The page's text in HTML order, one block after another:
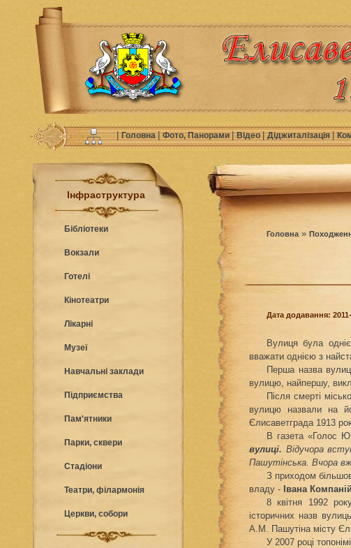
|Головна|Фото, Панорами|Відео|Діджиталізація|
Інфраструктура
Бібліотеки
Вокзали
Готелі
Кінотеатри
Лікарні
Музеї
Навчальні заклади
Підприємства
Пам'ятники
Парки, сквери
Стадіони
Театри, філармонія
Церкви, собори
Головна»
Дата додавання:
Вулиця була
вважати однією з
Перша назва
вулицю, найпершу,
Після смерті
вулицю назвали на
Єлисаветграда 1913
В газета «Голос
вулиці. Відучора
Пашутінська. Вчора
З приходом
владу - Івана
8 квітня 1992
історичних назв
А.М. Пашутіна місту
У 2007 році